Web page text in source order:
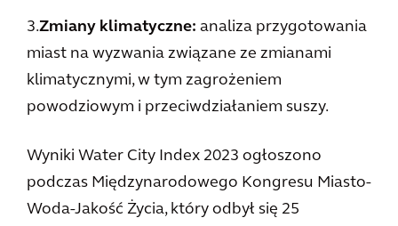
3.Zmiany klimatyczne: analiza przygotowania
miast na wyzwania związane ze zmianami
klimatycznymi, w tym zagrożeniem
powodziowym i przeciwdziałaniem suszy.
Wyniki Water City Index 2023 ogłoszono
podczas Międzynarodowego Kongresu Miasto-
Woda-Jakość Życia, który odbył się 25